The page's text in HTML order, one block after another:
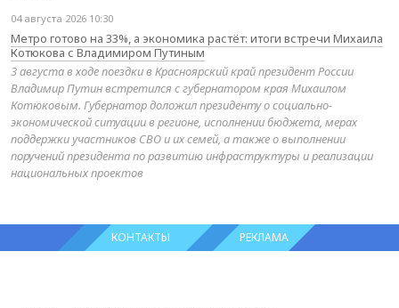
04 августа 2026 10:30
Метро готово на 33%, а экономика растёт: итоги встречи Михаила
Котюкова с Владимиром Путиным
3 августа в ходе поездки в Красноярский край президент России
Владимир Путин встретился с губернатором края Михаилом
Котюковым. Губернатор доложил президенту о социально-
экономической ситуации в регионе, исполнении бюджета, мерах
поддержки участников СВО и их семей, а также о выполнении
поручений президента по развитию инфраструктуры и реализации
национальных проектов
КОНТАКТЫ РЕКЛАМА